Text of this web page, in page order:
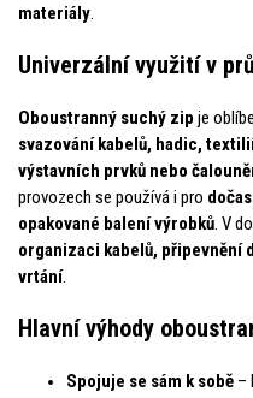
materiály.
Univerzální využití v
Oboustranný suchý zip je
svazování kabelů, hadic,
výstavních prvků nebo
provozech se používá i pro
opakované balení výrobků. V
organizaci kabelů, připevnění
vrtání.
Hlavní výhody
Spojuje se sám k sobě –